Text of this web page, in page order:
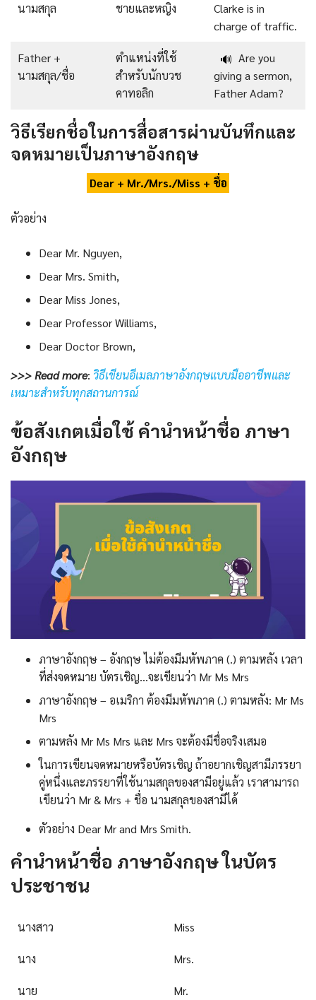
นามสกุล
ชายและหญิง
Clarke is in
charge of traffic.
Father +
นามสกุล/ชื่อ
ตำแหน่งที่ใช้
สำหรับนักบวช
คาทอลิก
🔊 Are you
giving a sermon,
Father Adam?
วิธีเรียกชื่อในการสื่อสารผ่านบันทึกและ
จดหมายเป็นภาษาอังกฤษ
Dear + Mr./Mrs./Miss + ชื่อ
ตัวอย่าง
Dear Mr. Nguyen,
Dear Mrs. Smith,
Dear Miss Jones,
Dear Professor Williams,
Dear Doctor Brown,
>>> Read more: วิธีเขียนอีเมลภาษาอังกฤษแบบมืออาชีพและ
เหมาะสำหรับทุกสถานการณ์
ข้อสังเกตเมื่อใช้คํานําหน้าชื่อ ภาษา
อังกฤษ
ภาษาอังกฤษ – อังกฤษ ไม่ต้องมีมหัพภาค (.) ตามหลัง เวลา
ที่ส่งจดหมาย บัตรเชิญ…จะเขียนว่า Mr Ms Mrs
ภาษาอังกฤษ – อเมริกา ต้องมีมหัพภาค (.) ตามหลัง: Mr Ms
Mrs
ตามหลัง Mr Ms Mrs และ Mrs จะต้องมีชื่อจริงเสมอ
ในการเขียนจดหมายหรือบัตรเชิญ ถ้าอยากเชิญสามีภรรยา
คู่หนึ่งและภรรยาที่ใช้นามสกุลของสามีอยู่แล้ว เราสามารถ
เขียนว่า Mr & Mrs + ชื่อ นามสกุลของสามีได้
ตัวอย่าง Dear Mr and Mrs Smith.
คํานําหน้าชื่อ ภาษาอังกฤษ ในบัตร
ประชาชน
นางสาว Miss
นาง Mrs.
นาย Mr.